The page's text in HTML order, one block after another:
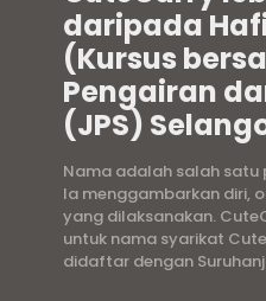
daripada
(Kursus
Pengairan
(JPS)
Nama adalah salah
Ia menggambarkan diri,
yang dilaksanakan.
untuk nama syarikat
didaftar dengan